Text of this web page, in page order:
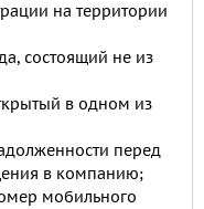
на территории
состоящий не из
в одном из
перед
в компанию;
мобильного